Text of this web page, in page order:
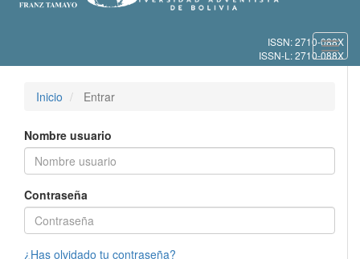
página
Barra
lateral
Inicio Entrar
Nombre usuario
Contraseña
¿Has olvidado tu contraseña?